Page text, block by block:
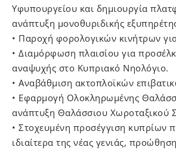
Υφυπουργείου και δημιουργία
ανάπτυξη μονοθυριδικής
• Παροχή φορολογικών κινήτρων
• Διαμόρφωση πλαισίου για
αναψυχής στο Κυπριακό Νηολόγιο.
• Αναβάθμιση ακτοπλοϊκών
• Εφαρμογή Ολοκληρωμένης
ανάπτυξη Θαλάσσιου Χωροταξικού
• Στοχευμένη προσέγγιση κυπρίων
ιδιαίτερα της νέας γενιάς,